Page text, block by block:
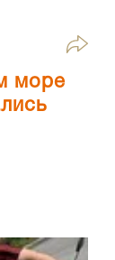
море